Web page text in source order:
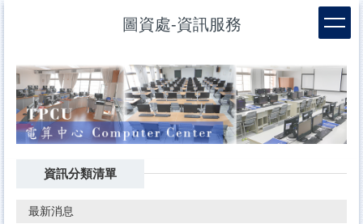
內
容
區
圖資處-資訊服務
資訊分類清單
最新消息